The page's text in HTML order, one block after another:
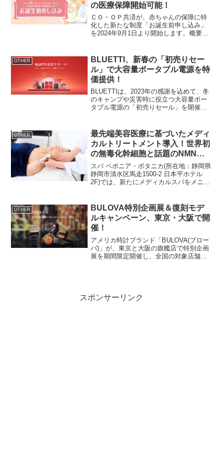
の医療保障開始可能！
ＣＯ・ＯＰ共済が、赤ちゃんの保障に特
化した新たな制度「お誕生前申し込み」
を2024年9月1日より開始します。概要名
始：生まれたその日から保障開始特長：
生まれつきの障が...
OTHER
BLUETTI、新春の「初売りセー
ル」で大容量ポータブル電源を特
価提供！
BLUETTIは、2023年の感謝を込めて、冬
のキャンプや災害時に役立つ大容量ポー
タブル電源の「初売りセール」を開催し
Amazon.co.jp, 楽天市場...
OTHER
最先端美容医療に基づいたメディ
カルトリートメント導入！世界初
の無毒化幹細胞と話題のNMNを
たっぷり配合したメディカルトリ
ートメントとフェムテックケア
スパ ペボニア・ボタニカ(所在地：静岡県
静岡市清水区馬走1500-2 日本平ホテル
2F)では、新たにメディカルスパをメニュ
しました。メディカルスパ素敵に年齢を
重ねるた...
OTHER
BULOVA特別企画展＆復刻モデ
ルキャンペーン、東京・大阪で開
催！
アメリカ時計ブランド「BULOVA(ブロー
バ)」が、東京と大阪の旗艦店で特別企画
展を期間限定開催し、全国の対象店舗で
スポンサーリンク